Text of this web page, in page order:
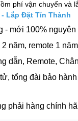
phí vận chuyển và
Lắp Đặt Tín Thành
- mới 100% nguyên
năm, remote 1 năm
dẫn, Remote,
tổng đài bảo hành
phải hàng chính